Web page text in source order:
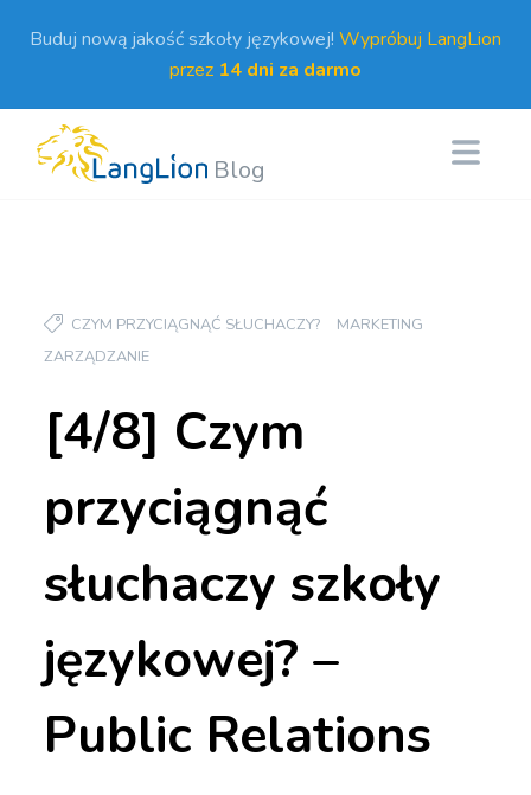
Buduj nową jakość szkoły językowej! Wypróbuj LangLion
przez 14 dni za darmo
Blog
CZYM PRZYCIĄGNĄĆ SŁUCHACZY?
MARKETING
ZARZĄDZANIE
[4/8] Czym
przyciągnąć
słuchaczy szkoły
językowej? –
Public Relations